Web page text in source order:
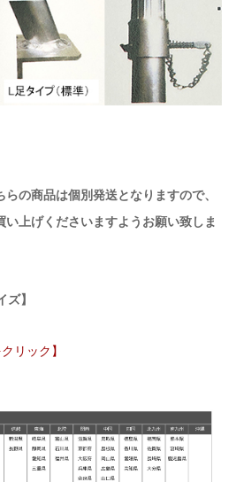
の商品は個別発送となりますので、
上げくださいますようお願い致しま
ズ】
リック】